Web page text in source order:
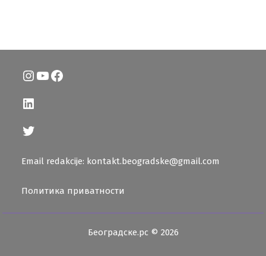
Instagram
YouTube
Facebook
LinkedIn
Twitter
Email redakcije: kontakt.beogradske@gmail.com
Политика приватности
Београдске.рс © 2026